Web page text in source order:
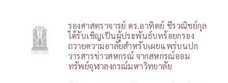
รองศาสตราจารย์ ดร.อาทิตย์ ชีรวณิชย์กุล
ได้รับเชิญเป็นผู้ประพันธ์บทร้อยกรอง
ถวายความอาลัยสำหรับเผยแพร่บนปก
วารสารข่าวสหกรณ์ จากสหกรณ์ออม
ทรัพย์จุฬาลงกรณ์มหาวิทยาลัย